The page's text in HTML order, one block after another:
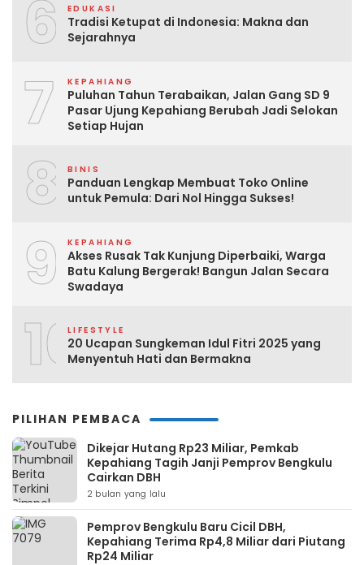
6 EDUKASI
Tradisi Ketupat di Indonesia: Makna dan
Sejarahnya
7 KEPAHIANG
Puluhan Tahun Terabaikan, Jalan Gang SD 9
Pasar Ujung Kepahiang Berubah Jadi Selokan
Setiap Hujan
8 BINIS
Panduan Lengkap Membuat Toko Online
untuk Pemula: Dari Nol Hingga Sukses!
9 KEPAHIANG
Akses Rusak Tak Kunjung Diperbaiki, Warga
Batu Kalung Bergerak! Bangun Jalan Secara
Swadaya
10LIFESTYLE
20 Ucapan Sungkeman Idul Fitri 2025 yang
Menyentuh Hati dan Bermakna
PILIHAN PEMBACA
Dikejar Hutang Rp23 Miliar, Pemkab
Kepahiang Tagih Janji Pemprov Bengkulu
Cairkan DBH
2 bulan yang lalu
Pemprov Bengkulu Baru Cicil DBH,
Kepahiang Terima Rp4,8 Miliar dari Piutang
Rp24 Miliar